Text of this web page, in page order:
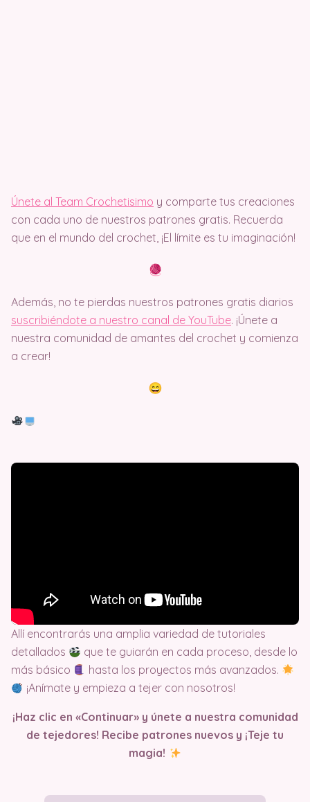
Únete al Team Crochetisimo y comparte tus creaciones
con cada uno de nuestros patrones gratis. Recuerda
que en el mundo del crochet, ¡El límite es tu imaginación!
Además, no te pierdas nuestros patrones gratis diarios
suscribiéndote a nuestro canal de YouTube. ¡Únete a
nuestra comunidad de amantes del crochet y comienza
a crear!
Allí encontrarás una amplia variedad de tutoriales
detallados
que te guiarán en cada proceso, desde lo
más básico
hasta los proyectos más avanzados.
¡Anímate y empieza a tejer con nosotros!
¡Haz clic en «Continuar» y únete a nuestra comunidad
de tejedores! Recibe patrones nuevos y ¡Teje tu
magia!